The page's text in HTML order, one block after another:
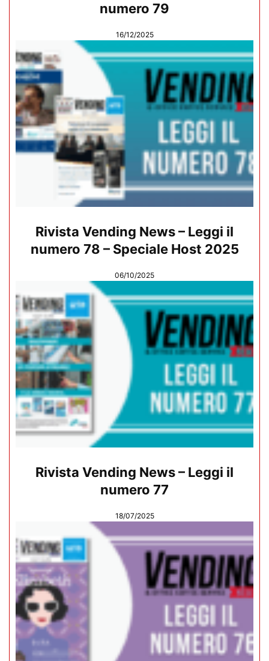
numero 79
16/12/2025
Rivista Vending News – Leggi il
numero 78 – Speciale Host 2025
06/10/2025
Rivista Vending News – Leggi il
numero 77
18/07/2025